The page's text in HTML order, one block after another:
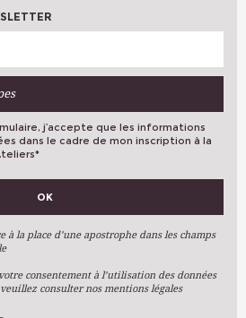
j’accepte que les informations
dans le cadre de mon inscription à la
*
OK
la place d’une apostrophe dans les champs
consentement à l’utilisation des données
consulter nos mentions légales